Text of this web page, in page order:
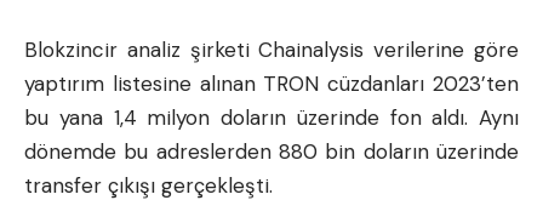
Blokzincir analiz şirketi Chainalysis verilerine göre
yaptırım listesine alınan TRON cüzdanları 2023’ten
bu yana 1,4 milyon doların üzerinde fon aldı. Aynı
dönemde bu adreslerden 880 bin doların üzerinde
transfer çıkışı gerçekleşti.